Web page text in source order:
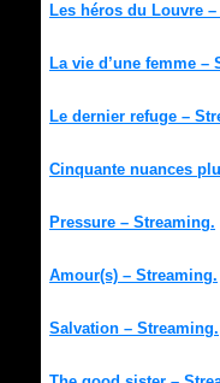
Les héros du Louvre
La vie d’une femme –
Le dernier refuge –
Cinquante nuances
Pressure – Streaming.
Amour(s) – Streaming.
Salvation – Streaming.